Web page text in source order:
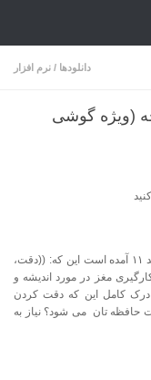
دانلودها / نرم افزار
(ویژه گوشی
دقت کردن چیست؟ تعریفی که در لغت نامۀ وبستر جلد ۱۱ آمده است این که: ((دقت،
مغز در مورد اندیشه و
کامل این که دقت کردن
تان می شود؟ نیاز به